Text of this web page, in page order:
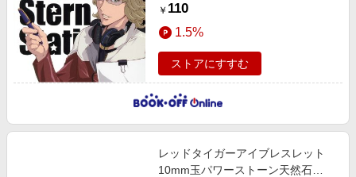
￥ 110
1.5%
ストアにすすむ
レッドタイガーアイブレスレット
10mm玉パワーストーン天然石